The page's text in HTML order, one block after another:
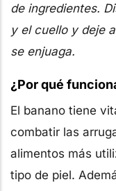
de ingredientes.
y el cuello y deje
se enjuaga.
¿Por qué
El banano tiene
combatir las
alimentos más
tipo de piel.